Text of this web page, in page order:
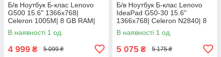
Б/в Ноутбук Б-клас Lenovo
G500 15.6" 1366x768|
Celeron 1005M| 8 GB RAM|
128 GB SSD| HD
В наявності 1 од.
4 999 ₴ 5 099 ₴
Б/в Ноутбук Б-клас Lenovo
IdeaPad G50-30 15.6"
1366x768| Celeron N2840| 8
GB RAM| 128 GB SSD| HD
В наявності 1 од.
5 075 ₴ 5 175 ₴